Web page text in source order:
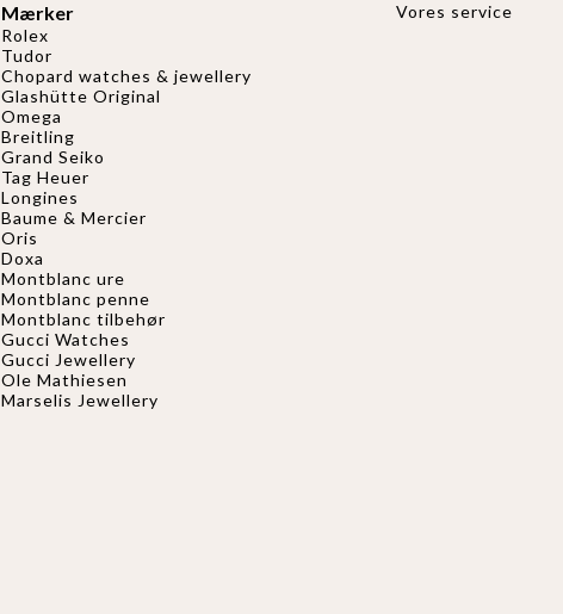
Mærker
Rolex
Tudor
Chopard watches & jewellery
Glashütte Original
Omega
Breitling
Grand Seiko
Tag Heuer
Longines
Baume & Mercier
Oris
Doxa
Montblanc ure
Montblanc penne
Montblanc tilbehør
Gucci Watches
Gucci Jewellery
Ole Mathiesen
Marselis Jewellery
Vores service